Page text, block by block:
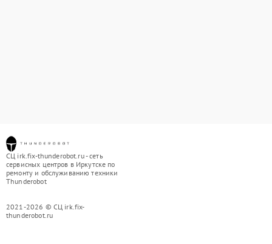
СЦ irk.fix-thunderobot.ru - сеть
сервисных центров в Иркутске по
ремонту и обслуживанию техники
Thunderobot
2021-2026 © СЦ irk.fix-
thunderobot.ru